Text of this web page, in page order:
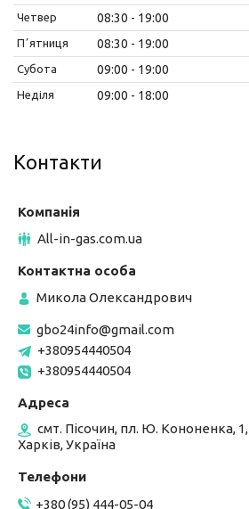
Четвер 08:30 19:00
Пʼятниця 08:30 19:00
Субота 09:00 19:00
Неділя 09:00 18:00
Контакти
All-in-gas.com.ua
Микола Олександрович
gbo24info@gmail.com
+380954440504
+380954440504
смт. Пісочин, пл. Ю. Кононенка, 1,
Харків, Україна
+380 (95) 444-05-04